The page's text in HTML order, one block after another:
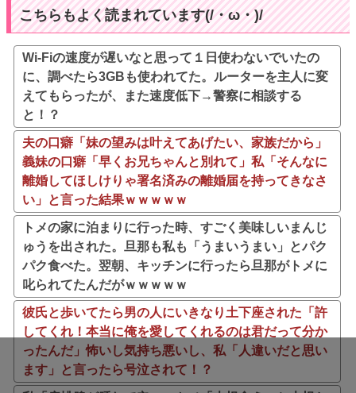
こちらもよく読まれています(/・ω・)/
Wi-Fiの速度が遅いなと思って１日使わないでいたの
に、調べたら3GBも使われてた。ルーターを主人に変
えてもらったが、また速度低下→警察に相談する
と！？
夫の口癖「妹の望みは叶えてあげたい、家族だから」
義妹の口癖「早くお兄ちゃんと別れて」私「そんなに
離婚してほしけりゃ署名済みの離婚届を持ってきなさ
い」と言った結果ｗｗｗｗｗ
トメの家に泊まりに行った時、すごく美味しいまんじ
ゅうを出された。旦那も私も「うまいうまい」とパク
パク食べた。翌朝、キッチンに行ったら旦那がトメに
叱られてたんだがｗｗｗｗｗ
彼氏と歩いてたら男の人にいきなり土下座された「許
してくれ！本当に俺を愛してくれるのは君だって分か
ったんだ」怖いし気持ち悪いし、私「人違いだと思い
ます」と言ったら号泣されて！？